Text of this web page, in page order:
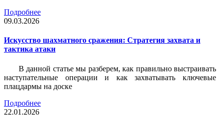
Подробнее
09.03.2026
Искусство шахматного сражения: Стратегия захвата и
тактика атаки
В данной статье мы разберем, как правильно выстраивать
наступательные операции и как захватывать ключевые
плацдармы на доске
Подробнее
22.01.2026